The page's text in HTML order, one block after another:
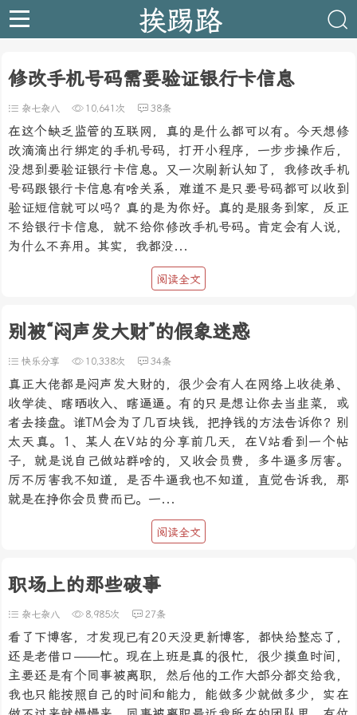
挨踢路
修改手机号码需要验证银行卡信息
杂七杂八 10,641次 38条
在这个缺乏监管的互联网，真的是什么都可以有。今天想修
改滴滴出行绑定的手机号码，打开小程序，一步步操作后，
没想到要验证银行卡信息。又一次刷新认知了，我修改手机
号码跟银行卡信息有啥关系，难道不是只要号码都可以收到
验证短信就可以吗？真的是为你好。真的是服务到家，反正
不给银行卡信息，就不给你修改手机号码。肯定会有人说，
为什么不弃用。其实，我都没...
阅读全文
别被“闷声发大财”的假象迷惑
快乐分享 10,338次 34条
真正大佬都是闷声发大财的，很少会有人在网络上收徒弟、
收学徒、瞎晒收入、瞎逼逼。有的只是想让你去当韭菜，或
者去接盘。谁TM会为了几百块钱，把挣钱的方法告诉你？别
太天真。1、某人在V站的分享前几天，在V站看到一个帖
子，就是说自己做站群啥的，又收会员费，多牛逼多厉害。
厉不厉害我不知道，是否牛逼我也不知道，直觉告诉我，那
就是在挣你会员费而已。一...
阅读全文
职场上的那些破事
杂七杂八 8,985次 27条
看了下博客，才发现已有20天没更新博客，都快给整忘了，
还是老借口——忙。现在上班是真的很忙，很少摸鱼时间，
主要还是有个同事被离职，然后他的工作大部分都交给我，
我也只能按照自己的时间和能力，能做多少就做多少，实在